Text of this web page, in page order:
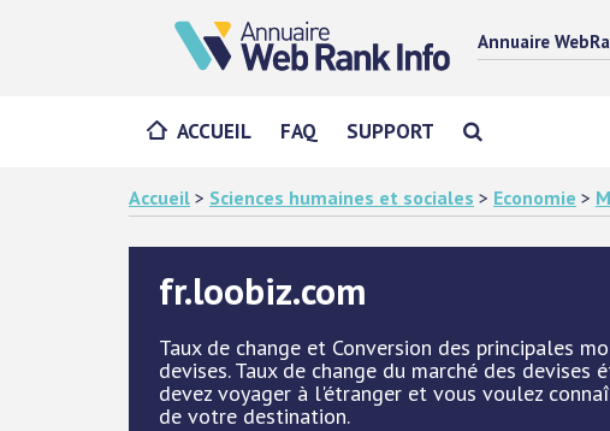
Annuaire
ACCUEIL FAQ SUPPORT
Accueil > Sciences humaines et sociales > Economie >
fr.loobiz.com
Taux de change et Conversion des principales
devises. Taux de change du marché des
devez voyager à l'étranger et vous voulez
de votre destination.